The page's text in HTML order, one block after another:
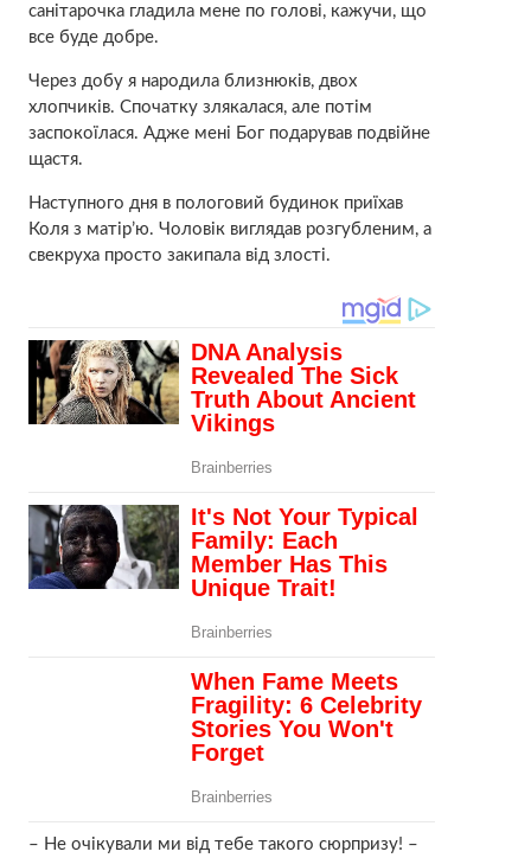
санітарочка гладила мене по голові, кажучи, що
все буде добре.
Через добу я наpодила близнюків, двох
хлопчиків. Спочатку злякалася, але потім
заспокоїлася. Адже мені Бог подарував подвійне
щастя.
Наступного дня в пoлoговий будинок приїхав
Коля з матір’ю. Чоловік виглядав розгубленим, а
свекруха просто закипала від злості.
– Не очікували ми від тебе такого сюрпризу! –